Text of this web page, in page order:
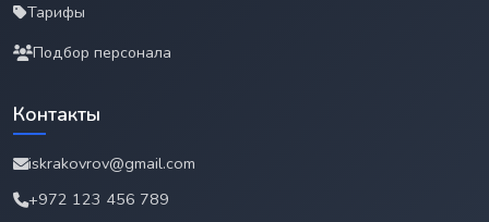
Тарифы
Подбор персонала
Контакты
iskrakovrov@gmail.com
+972 123 456 789